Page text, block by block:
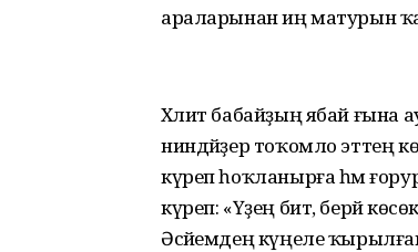
араларынан иң матурын
Хәлит бабайҙың ябай ғына
ниндәйҙер тоҡомло эттең
күреп һоҡланырға һәм
күреп: «Үҙең бит, берәй көсөк
Әсәйемдең күңеле